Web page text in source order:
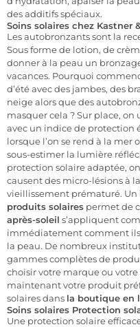
des additifs spéciaux.
Soins solaires chez Kastner
Les autobronzants sont la
Sous forme de lotion, de
donner à la peau un
vacances. Pourquoi
d’été avec des jambes, des
neige alors que des
masquer cela ? Sur place, on
avec un indice de protection
lorsque l’on se rend à la mer
sous-estimer la lumière
protection solaire adaptée,
causent des micro-lésions à
vieillissement prématuré. Un
produits solaires permet de
après-soleil s’appliquent
immédiatement comment
la peau. De nombreux
gammes complètes de
choisir votre marque ou
maintenant votre produit
solaires dans la boutique en
Soins solaires Protection
Une protection solaire